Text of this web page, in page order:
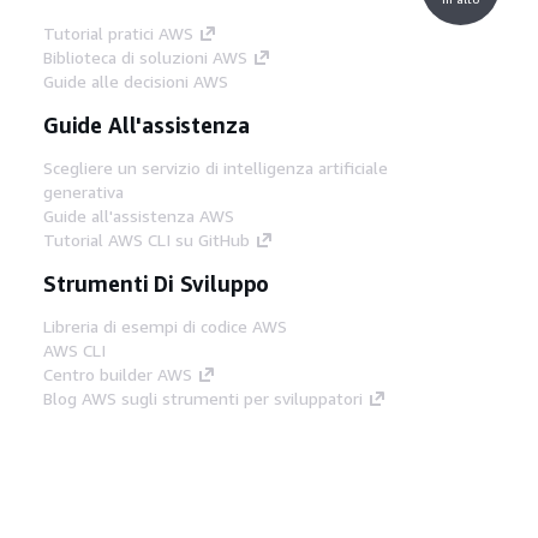
Tutorial pratici AWS
Biblioteca di soluzioni AWS
Guide alle decisioni AWS
Guide All'assistenza
Scegliere un servizio di intelligenza artificiale
generativa
Guide all'assistenza AWS
Tutorial AWS CLI su GitHub
Strumenti Di Sviluppo
Libreria di esempi di codice AWS
AWS CLI
Centro builder AWS
Blog AWS sugli strumenti per sviluppatori